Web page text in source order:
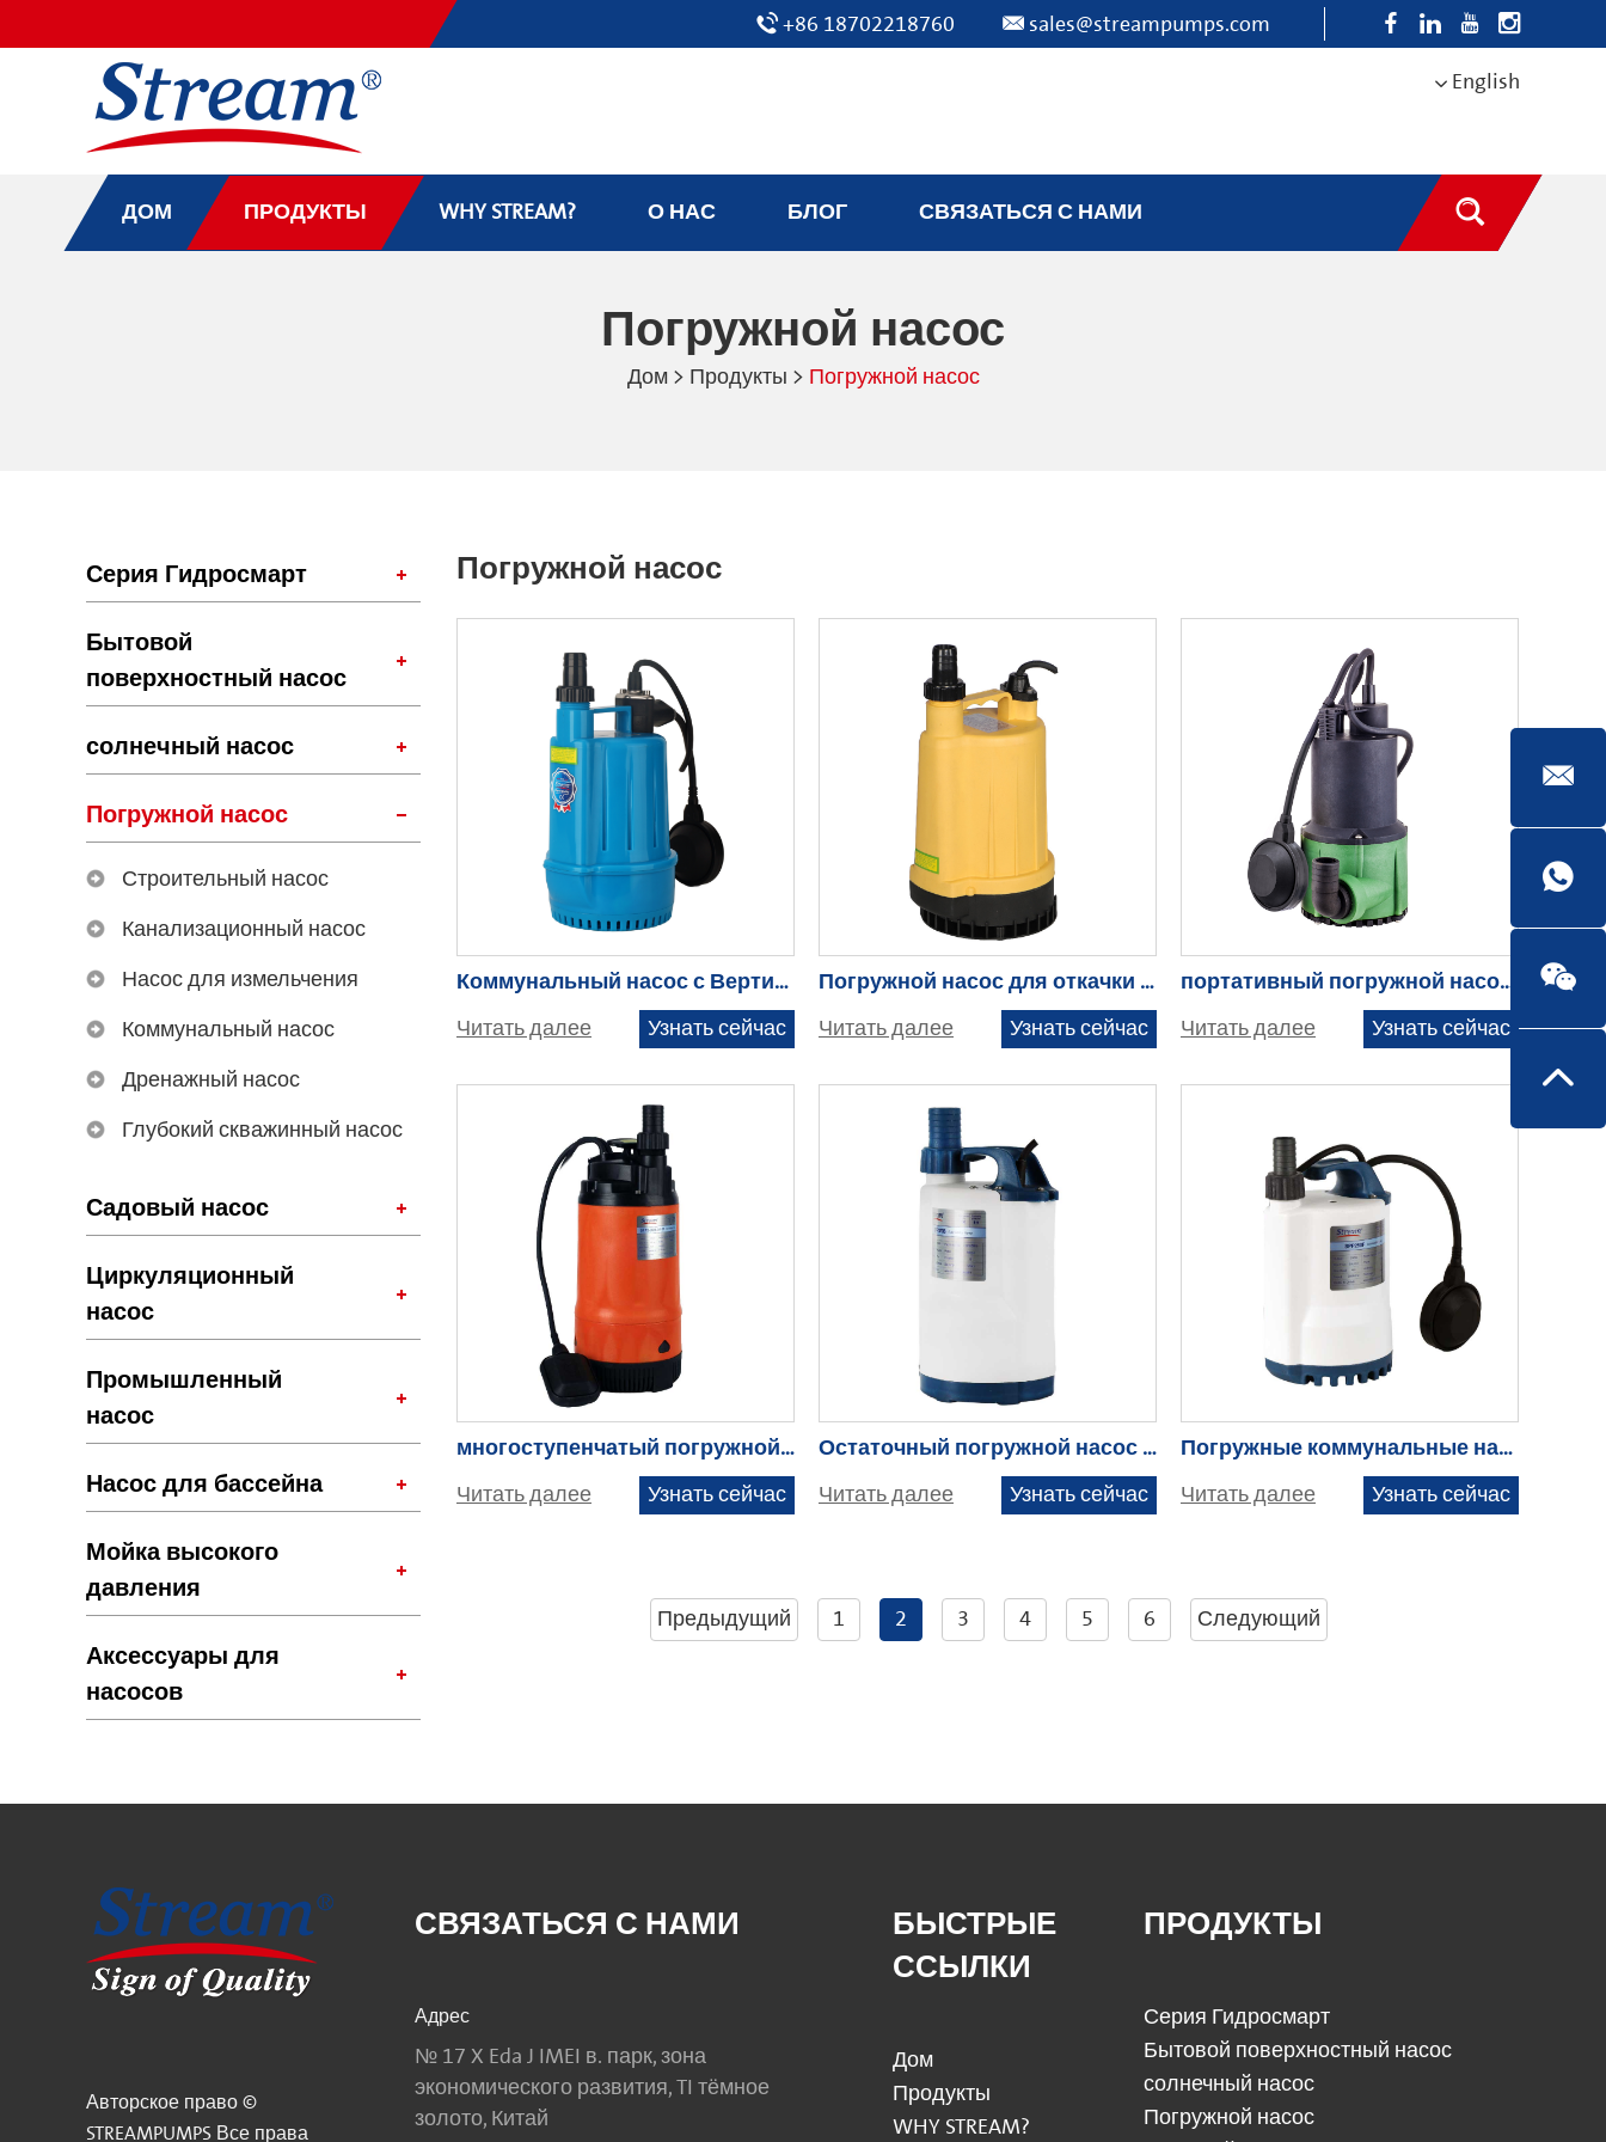
+86 18702218760 sales@streampumps.com
English
ДОМ ПРОДУКТЫ WHY STREAM? О НАС БЛОГ СВЯЗАТЬСЯ С НАМИ
Погружной насос
Дом > Продукты > Погружной насос
Погружной насос
Коммунальный насос с Вертикальным поплавковым выключателем — SPP100F
Читать далее
Узнать сейчас
Погружной насос для откачки воды — SPP2-4.5-0.1
Читать далее
Узнать сейчас
портативный погружной насос для морской воды
Читать далее
Узнать сейчас
многоступенчатый погружной насос с высоким напором — SPP2-30/3-0.55F
Читать далее
Узнать сейчас
Остаточный погружной насос — SPP250/370B
Читать далее
Узнать сейчас
Погружные коммунальные насосы для чистой воды — SPP250/370(A)F
Читать далее
Узнать сейчас
Предыдущий 1 2 3 4 5 6 Следующий
Серия Гидросмарт
Бытовой
поверхностный насос
солнечный насос
Погружной насос
Строительный насос
Канализационный насос
Насос для измельчения
Коммунальный насос
Дренажный насос
Глубокий скважинный насос
Садовый насос
Циркуляционный
насос
Промышленный
насос
Насос для бассейна
Мойка высокого
давления
Аксессуары для
насосов
Авторское право ©
STREAMPUMPS Все права
СВЯЗАТЬСЯ С НАМИ
Адрес
№ 17 X Eda J IMEI в. парк, зона
экономического развития, TI тёмное
золото, Китай
БЫСТРЫЕ
ССЫЛКИ
Дом
Продукты
WHY STREAM?
ПРОДУКТЫ
Серия Гидросмарт
Бытовой поверхностный насос
солнечный насос
Погружной насос